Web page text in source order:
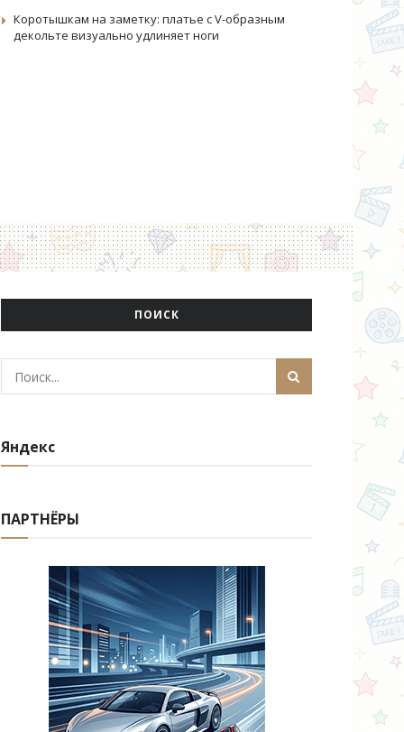
Коротышкам на заметку: платье с V-образным
декольте визуально удлиняет ноги
ПОИСК
Яндекс
ПАРТНЁРЫ